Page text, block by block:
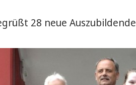
28 neue Auszubildende